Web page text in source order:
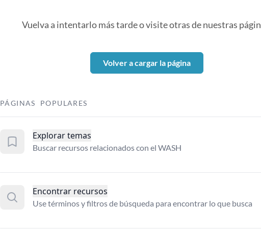
Vuelva a intentarlo más tarde o visite otras de nuestras
Volver a cargar la página
PÁGINAS POPULARES
Explorar temas
Buscar recursos relacionados con el WASH
Encontrar recursos
Use términos y filtros de búsqueda para encontrar lo que busca